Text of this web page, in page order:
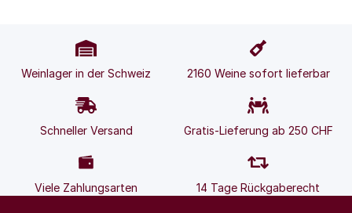
Weinlager in der Schweiz 2160 Weine sofort lieferbar
Schneller Versand Gratis-Lieferung ab 250 CHF
Viele Zahlungsarten 14 Tage Rückgaberecht